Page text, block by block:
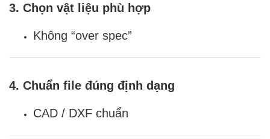
3. Chọn vật liệu phù hợp
Không “over spec”
4. Chuẩn file đúng định dạng
CAD / DXF chuẩn